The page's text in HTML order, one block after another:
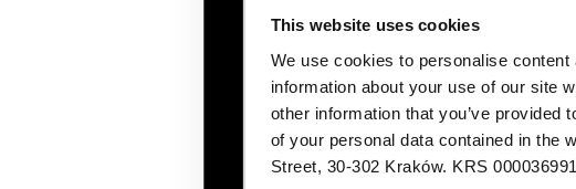
This website uses cookies
We use cookies to personalise
information about your use of our site
other information that you’ve provided
of your personal data contained in the
Street, 30-302 Kraków. KRS